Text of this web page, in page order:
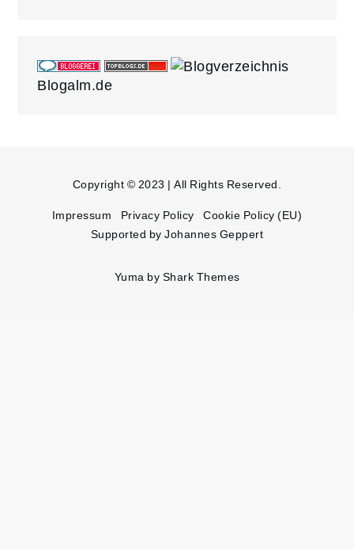
Blogalm.de
Copyright © 2023 | All Rights Reserved.
Impressum Privacy Policy
Cookie Policy (EU)
Supported by Johannes Geppert
Yuma by Shark Themes